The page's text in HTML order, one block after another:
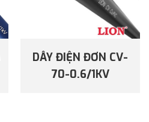
DÂY ĐIỆN ĐƠN CV-
70-0.6/1KV